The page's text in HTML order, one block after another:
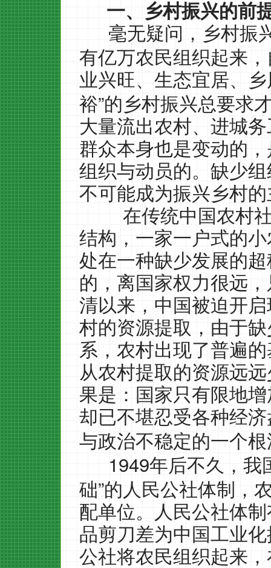
一、乡村振兴的前
毫无疑问，乡村振
有亿万农民组织起来
业兴旺、生态宜居、
裕”的乡村振兴总要求
大量流出农村、进城
群众本身也是变动的
组织与动员的。缺少
不可能成为振兴乡村
在传统中国农村社
结构，一家一户式的
处在一种缺少发展的
的，离国家权力很远
清以来，中国被迫开
村的资源提取，由于
系，农村出现了普遍
从农村提取的资源远
果是：国家只有限地
却已不堪忍受各种经
与政治不稳定的一个根
1949年后不久，我
础”的人民公社体制，
配单位。人民公社体
品剪刀差为中国工业
公社将农民组织起来